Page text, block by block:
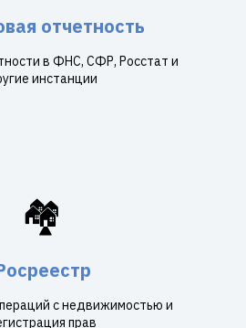
отчетность
в ФНС, СФР, Росстат и
инстанции
🏘️
с недвижимостью и
прав